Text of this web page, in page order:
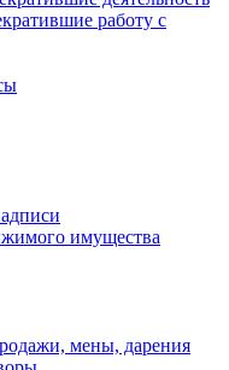
работу с
имущества
мены, дарения